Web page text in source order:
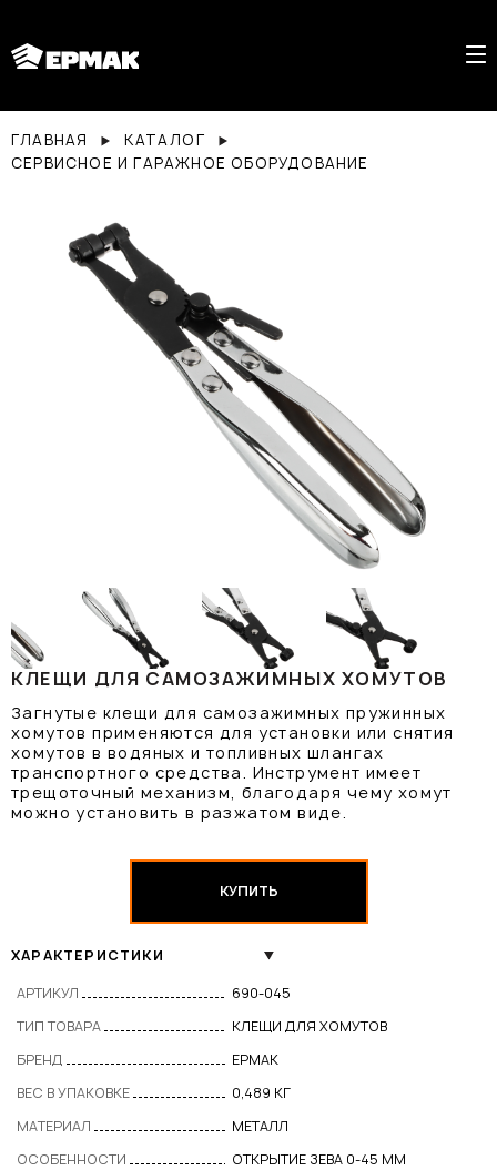
ГЛАВНАЯ
КАТАЛОГ
СЕРВИСНОЕ И ГАРАЖНОЕ ОБОРУДОВАНИЕ
КЛЕЩИ ДЛЯ САМОЗАЖИМНЫХ ХОМУТОВ
Загнутые клещи для самозажимных пружинных
хомутов применяются для установки или снятия
хомутов в водяных и топливных шлангах
транспортного средства. Инструмент имеет
трещоточный механизм, благодаря чему хомут
можно установить в разжатом виде.
КУПИТЬ
ХАРАКТЕРИСТИКИ
АРТИКУЛ
690-045
ТИП ТОВАРА
КЛЕЩИ ДЛЯ ХОМУТОВ
БРЕНД
ЕРМАК
ВЕС В УПАКОВКЕ
0,489 КГ
МАТЕРИАЛ
МЕТАЛЛ
ОСОБЕННОСТИ
ОТКРЫТИЕ ЗЕВА 0-45 ММ